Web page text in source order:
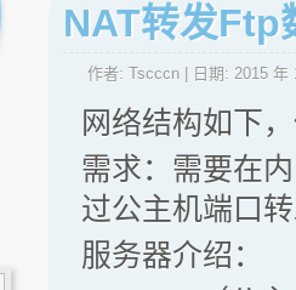
NAT转发Ftp
作者: Tscccn | 日期: 2015 年
网络结构如下
需求：需要在
过公主机端口
服务器介绍：